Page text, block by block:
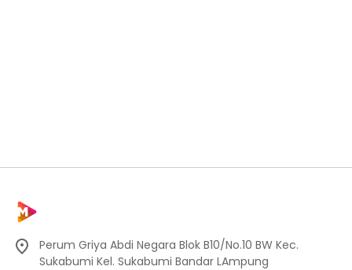
Perum Griya Abdi Negara Blok B10/No.10 BW Kec.
Sukabumi Kel. Sukabumi Bandar LAmpung